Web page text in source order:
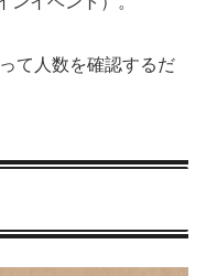
て人数を確認するだ